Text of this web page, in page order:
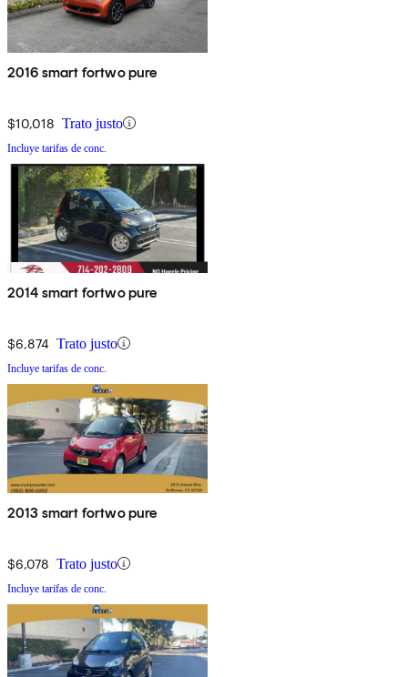
2016 smart fortwo pure
$10,018 Trato justo
Incluye tarifas de conc.
2014 smart fortwo pure
$6,874 Trato justo
Incluye tarifas de conc.
2013 smart fortwo pure
$6,078 Trato justo
Incluye tarifas de conc.